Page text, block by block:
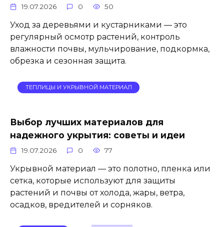
19.07.2026 0 50
Уход за деревьями и кустарниками — это
регулярный осмотр растений, контроль
влажности почвы, мульчирование, подкормка,
обрезка и сезонная защита.
ТЕПЛИЦЫ И УКРЫВНОЙ МАТЕРИАЛ
Выбор лучших материалов для
надежного укрытия: советы и идеи
19.07.2026 0 77
Укрывной материал — это полотно, пленка или
сетка, которые используют для защиты
растений и почвы от холода, жары, ветра,
осадков, вредителей и сорняков.